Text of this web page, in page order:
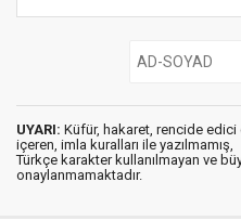
UYARI: Küfür, hakaret, rencide edici
içeren, imla kuralları ile yazılmamış,
Türkçe karakter kullanılmayan ve
onaylanmamaktadır.